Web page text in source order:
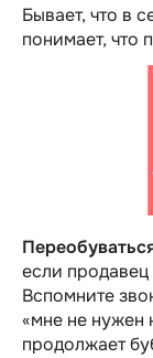
Бывает, что в
понимает, что
если продавец
Вспомните
«мне не нужен
продолжает